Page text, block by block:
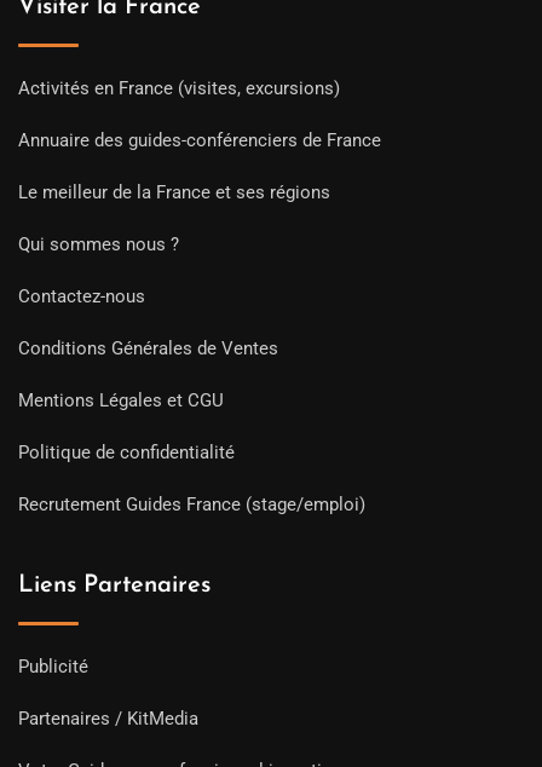
Visiter la France
Activités en France (visites, excursions)
Annuaire des guides-conférenciers de France
Le meilleur de la France et ses régions
Qui sommes nous ?
Contactez-nous
Conditions Générales de Ventes
Mentions Légales et CGU
Politique de confidentialité
Recrutement Guides France (stage/emploi)
Liens Partenaires
Publicité
Partenaires / KitMedia